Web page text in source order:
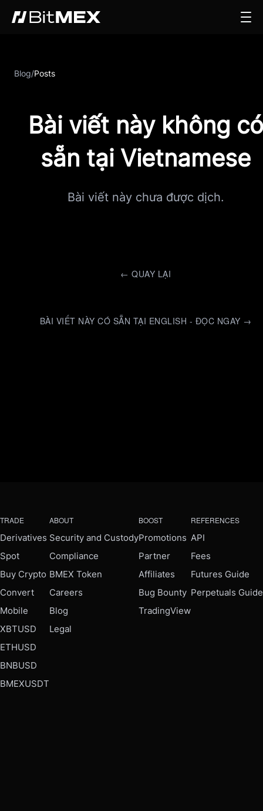
Blog/Posts
Bài viết này không có
sẵn tại Vietnamese
Bài viết này chưa được dịch.
← QUAY LẠI
BÀI VIẾT NÀY CÓ SẴN TẠI ENGLISH - ĐỌC NGAY →
TRADE
Derivatives
Spot
Buy Crypto
Convert
Mobile
XBTUSD
ETHUSD
BNBUSD
BMEXUSDT
ABOUT
Security and Custody
Compliance
BMEX Token
Careers
Blog
Legal
BOOST
Promotions
Partner
Affiliates
Bug Bounty
TradingView
REFERENCES
API
Fees
Futures Guide
Perpetuals Guide